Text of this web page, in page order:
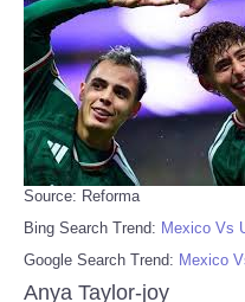
Source: Reforma
Bing Search Trend: Mexico Vs
Google Search Trend: Mexico
Anya Taylor-joy